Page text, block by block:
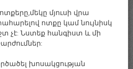
մյուսի վրա
ոտքը կամ նույնիսկ
չէ: Նստեք հանգիստ և մի
խոսակցության